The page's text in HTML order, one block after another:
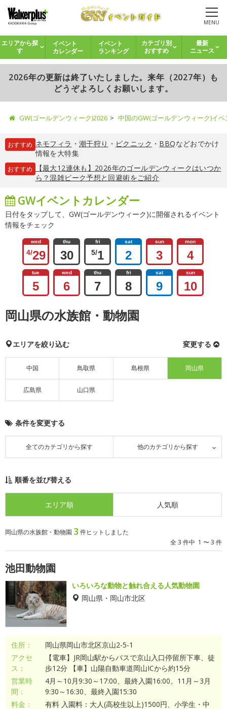
MENU
エリアから探
す
イベント
カレンダー
イベント
ランキング
カテゴリ別
おすすめ
最新
ニュース
2026年の更新は終了いたしました。来年（2027年）も
どうぞよろしくお願いします。
GW(ゴールデンウィーク)2026 中国のGW(ゴールデンウィーク)イ
おすすめ ネモフィラ ・ 潮干狩り ・ ピクニック ・ BBQなどおでかけ
情報を大特集
おすすめ
【最大12連休も】2026年のゴールデンウィークはいつか
ら？混雑ピーク予想と回避術をご紹介
GWイベントカレンダー
日付をタップして、GW(ゴールデンウィーク)に開催されるイベント
情報をチェック
wed
4/29
thu
30
fri
5/1
sat
2
sun
3
mon
4
tue
5
wed
6
thu
7
fri
8
sat
9
sun
10
岡山県の水族館・動物園
エリアを絞り込む 変更する
中国 鳥取県 島根県 岡山県
広島県 山口県
条件を変更する
全てのカテゴリから探す 他のカテゴリから探す
順番を並び替える
エリア順 人気順
岡山県の水族館・動物園 3 件ヒットしました
全 3 件中 1 〜 3 件
池田動物園
いろいろな動物と触れ合える人気動物園
岡山県・岡山市北区
住所：
岡山県岡山市北区京山2-5-1
アクセ
ス：
【電車】JR岡山駅からバスで京山入口停留所下車、徒
歩12分 【車】山陽自動車道岡山ICから約15分
営業時
間：
4月～10月9:30～17:00、最終入園16:00。11月～3月
9:30～16:30、最終入園15:30
料金：
有料 入園料：大人(高校生以上)1500円、小学生・中